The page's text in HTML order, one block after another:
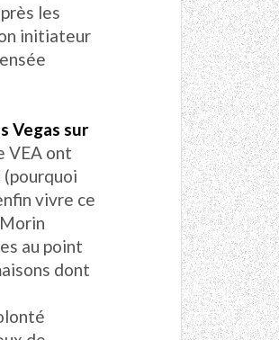
les
initiateur
Vegas sur
VEA ont
(pourquoi
vivre ce
au point
dont